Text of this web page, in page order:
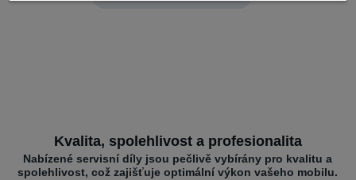
Kvalita, spolehlivost a profesionalita
Nabízené servisní díly jsou pečlivě vybírány pro kvalitu a
spolehlivost, což zajišťuje optimální výkon vašeho mobilu.